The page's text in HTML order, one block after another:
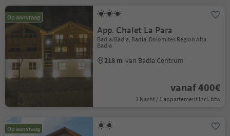
Op aanvraag
App. Chalet La Para
Badia/Badia, Badia, Dolomites Region Alta
Badia
218 m van Badia Centrum
vanaf 400€
1 Nacht / 1 appartement Incl. btw
Op aanvraag